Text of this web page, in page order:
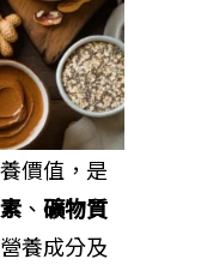
價值，是
、 礦物質
養成分及